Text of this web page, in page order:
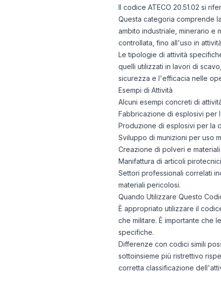
Il codice ATECO 20.51.02 si
Questa categoria comprende
ambito industriale, minerario e
controllata, fino all'uso in
Le tipologie di attività
quelli utilizzati in lavori di
sicurezza e l'efficacia nelle
Esempi di Attività
Alcuni esempi concreti di
Fabbricazione di esplosivi per
Produzione di esplosivi per la
Sviluppo di munizioni per uso
Creazione di polveri e
Manifattura di articoli
Settori professionali correlati
materiali pericolosi.
Quando Utilizzare Questo
È appropriato utilizzare il
che militare. È importante che
specifiche.
Differenze con codici simili
sottoinsieme più ristrettivo
corretta classificazione